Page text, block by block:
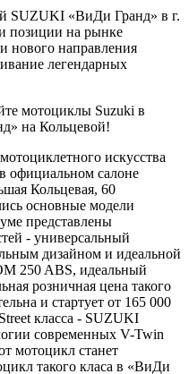
SUZUKI «ВиДи Гранд» в г.
позиции на рынке
нового направления
легендарных
искусства
официальном салоне
Кольцевая, 60
основные модели
представлены
- универсальный
дизайном и идеальной
250 ABS, идеальный
розничная цена такого
и стартует от 165 000
класса - SUZUKI
современных V-Twin
мотоцикл станет
такого класа в «ВиДи